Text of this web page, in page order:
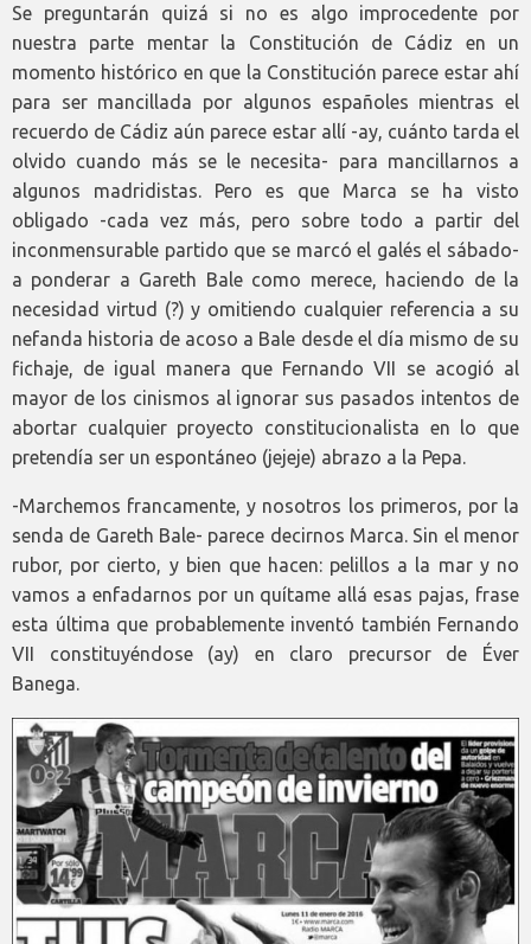
Se preguntarán quizá si no es algo improcedente por
nuestra parte mentar la Constitución de Cádiz en un
momento histórico en que la Constitución parece estar ahí
para ser mancillada por algunos españoles mientras el
recuerdo de Cádiz aún parece estar allí -ay, cuánto tarda el
olvido cuando más se le necesita- para mancillarnos a
algunos madridistas. Pero es que Marca se ha visto
obligado -cada vez más, pero sobre todo a partir del
inconmensurable partido que se marcó el galés el sábado-
a ponderar a Gareth Bale como merece, haciendo de la
necesidad virtud (?) y omitiendo cualquier referencia a su
nefanda historia de acoso a Bale desde el día mismo de su
fichaje, de igual manera que Fernando VII se acogió al
mayor de los cinismos al ignorar sus pasados intentos de
abortar cualquier proyecto constitucionalista en lo que
pretendía ser un espontáneo (jejeje) abrazo a la Pepa.
-Marchemos francamente, y nosotros los primeros, por la
senda de Gareth Bale- parece decirnos Marca. Sin el menor
rubor, por cierto, y bien que hacen: pelillos a la mar y no
vamos a enfadarnos por un quítame allá esas pajas, frase
esta última que probablemente inventó también Fernando
VII constituyéndose (ay) en claro precursor de Éver
Banega.